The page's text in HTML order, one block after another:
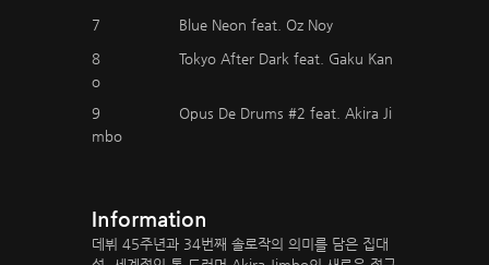
7 Blue Neon feat. Oz Noy
8
Tokyo After Dark feat. Gaku Kan
o
9
Opus De Drums #2 feat. Akira Ji
mbo
Information
데뷔 45주년과 34번째 솔로작의 의미를 담은 집대